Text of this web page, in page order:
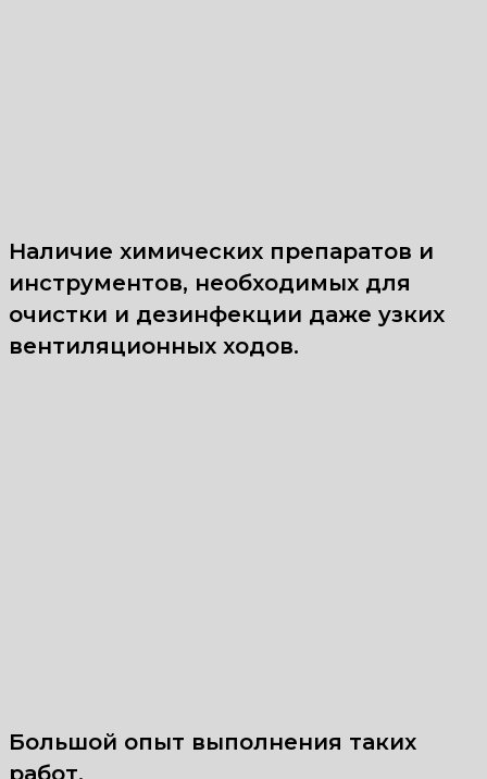
Наличие химических препаратов и
инструментов, необходимых для
очистки и дезинфекции даже узких
вентиляционных ходов.
Большой опыт выполнения таких